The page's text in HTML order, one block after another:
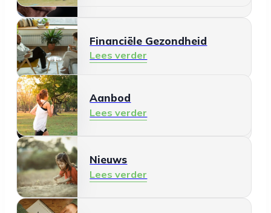
Financiële Gezondheid
Lees verder
Schermgebruik
Lees verder
Aanbod
Lees verder
Nieuws
Lees verder